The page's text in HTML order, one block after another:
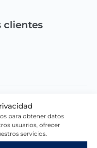
para obtener datos
usuarios, ofrecer
servicios.
clientes